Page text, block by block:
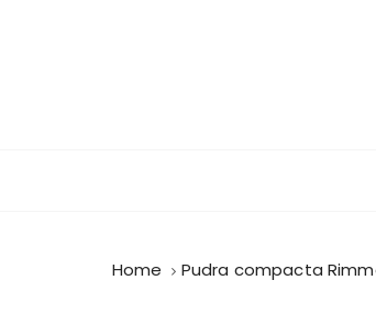
Home Pudra compacta